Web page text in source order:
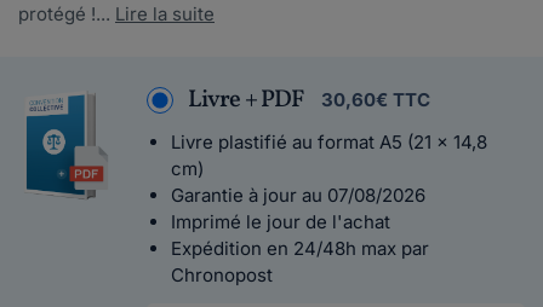
protégé !... Lire la suite
Livre + PDF
30,60€ TTC
Livre plastifié au format A5 (21 x 14,8
cm)
Garantie à jour au 07/08/2026
Imprimé le jour de l'achat
Expédition en 24/48h max par
Chronopost